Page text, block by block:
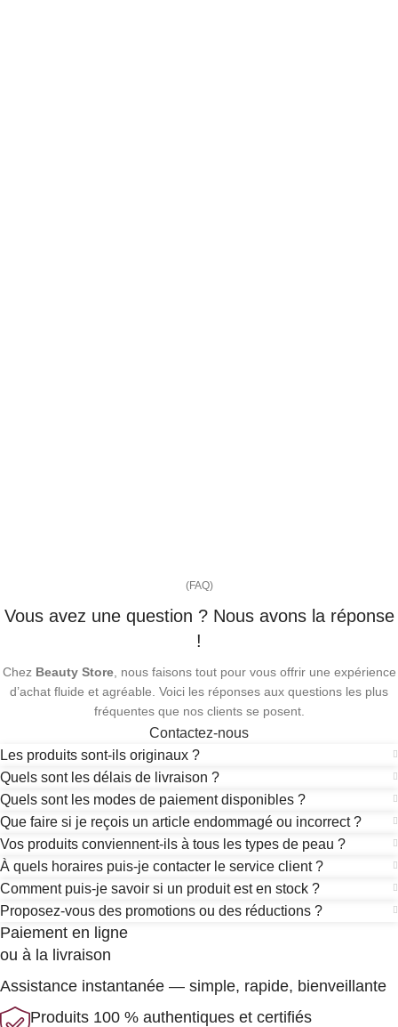
(FAQ)
Vous avez une question ? Nous avons la réponse
!
Chez Beauty Store, nous faisons tout pour vous offrir une expérience
d’achat fluide et agréable. Voici les réponses aux questions les plus
fréquentes que nos clients se posent.
Contactez-nous
Les produits sont-ils originaux ?
Quels sont les délais de livraison ?
Quels sont les modes de paiement disponibles ?
Que faire si je reçois un article endommagé ou incorrect ?
Vos produits conviennent-ils à tous les types de peau ?
À quels horaires puis-je contacter le service client ?
Comment puis-je savoir si un produit est en stock ?
Proposez-vous des promotions ou des réductions ?
Paiement en ligne
ou à la livraison
Assistance instantanée — simple, rapide, bienveillante
Produits 100 % authentiques et certifiés